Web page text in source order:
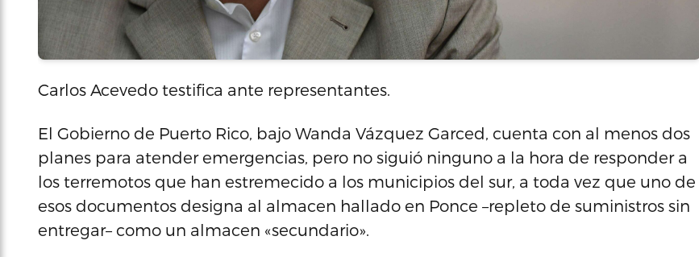
Carlos Acevedo testifica ante representantes.
El Gobierno de Puerto Rico, bajo Wanda Vázquez Garced, cuenta con al menos dos
planes para atender emergencias, pero no siguió ninguno a la hora de responder a
los terremotos que han estremecido a los municipios del sur, a toda vez que uno de
esos documentos designa al almacen hallado en Ponce –repleto de suministros sin
entregar– como un almacen «secundario».